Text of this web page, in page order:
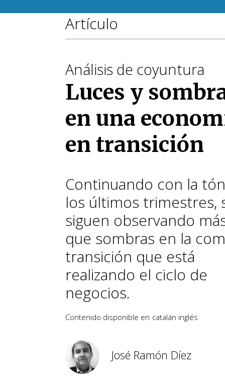
Artículo
Análisis de coyuntura
Luces y
en una
en transición
Continuando con la
los últimos trimestres,
siguen observando
que sombras en la
transición que está
realizando el ciclo de
negocios.
Contenido disponible en catalán inglés
José Ramón Díez